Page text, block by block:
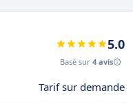
5.0
Basé sur 4 avis
Tarif sur demande